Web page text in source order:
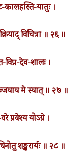
यातुः ।
विचित्रा ॥ २६ ॥
विप्र-देव-शालः ।
मे स्यात् ॥ २७ ॥
प्रवेश्य योऽग्रे ।
शङ्करार्यः ॥ २८ ॥